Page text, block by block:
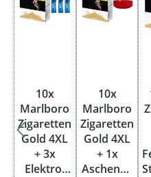
10x
Marlboro
Zigaretten
Gold 4XL
+ 3x
Elektro-
10x
Marlboro
Zigaretten
Gold 4XL
+ 1x
Aschenbe